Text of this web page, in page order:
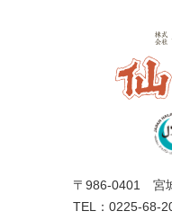
〒986-0401 宮
TEL：0225-68-